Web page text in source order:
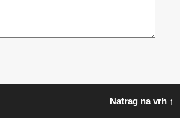
Natrag na vrh ↑